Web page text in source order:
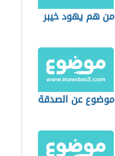
من هم يهود خيبر
موضوع عن الصدقة